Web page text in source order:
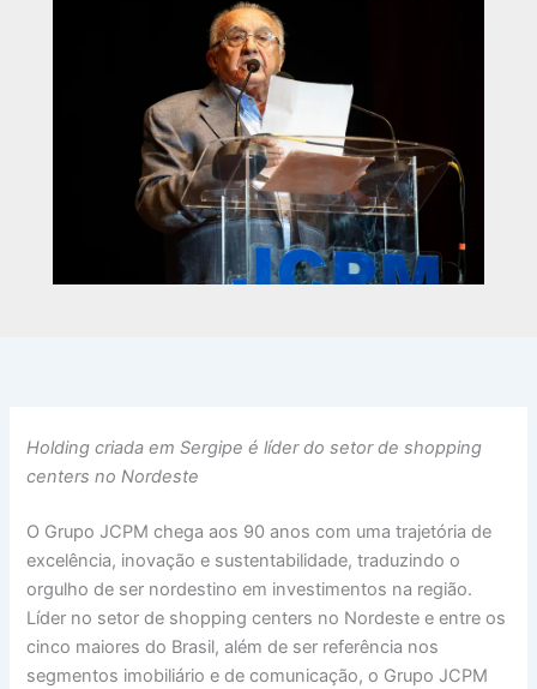
Holding criada em Sergipe é líder do setor de shopping
centers no Nordeste
O Grupo JCPM chega aos 90 anos com uma trajetória de
excelência, inovação e sustentabilidade, traduzindo o
orgulho de ser nordestino em investimentos na região.
Líder no setor de shopping centers no Nordeste e entre os
cinco maiores do Brasil, além de ser referência nos
segmentos imobiliário e de comunicação, o Grupo JCPM